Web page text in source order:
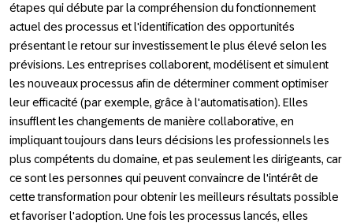
étapes qui débute par la compréhension du fonctionnement
actuel des processus et l'identification des opportunités
présentant le retour sur investissement le plus élevé selon les
prévisions. Les entreprises collaborent, modélisent et simulent
les nouveaux processus afin de déterminer comment optimiser
leur efficacité (par exemple, grâce à l'automatisation). Elles
insufflent les changements de manière collaborative, en
impliquant toujours dans leurs décisions les professionnels les
plus compétents du domaine, et pas seulement les dirigeants, car
ce sont les personnes qui peuvent convaincre de l'intérêt de
cette transformation pour obtenir les meilleurs résultats possible
et favoriser l'adoption. Une fois les processus lancés, elles